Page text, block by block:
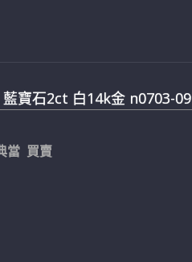
寶石2ct 白14k金 n0703-09
當 買賣